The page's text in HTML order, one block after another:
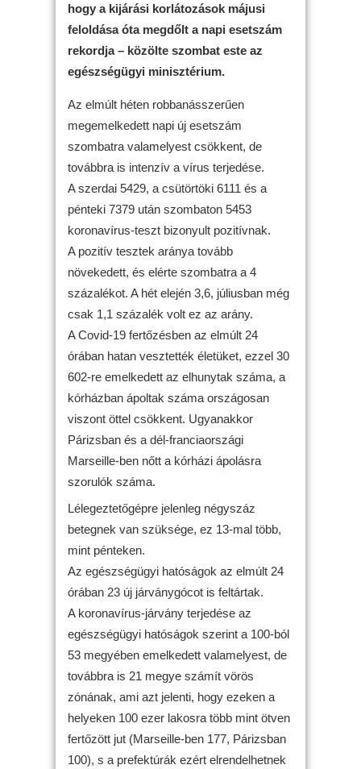
hogy a kijárási korlátozások májusi
feloldása óta megdőlt a napi esetszám
rekordja – közölte szombat este az
egészségügyi minisztérium.
Az elmúlt héten robbanásszerűen
megemelkedett napi új esetszám
szombatra valamelyest csökkent, de
továbbra is intenzív a vírus terjedése.
A szerdai 5429, a csütörtöki 6111 és a
pénteki 7379 után szombaton 5453
koronavírus-teszt bizonyult pozitívnak.
A pozitív tesztek aránya tovább
növekedett, és elérte szombatra a 4
százalékot. A hét elején 3,6, júliusban még
csak 1,1 százalék volt ez az arány.
A Covid-19 fertőzésben az elmúlt 24
órában hatan vesztették életüket, ezzel 30
602-re emelkedett az elhunytak száma, a
kórházban ápoltak száma országosan
viszont öttel csökkent. Ugyanakkor
Párizsban és a dél-franciaországi
Marseille-ben nőtt a kórházi ápolásra
szorulók száma.
Lélegeztetőgépre jelenleg négyszáz
betegnek van szüksége, ez 13-mal több,
mint pénteken.
Az egészségügyi hatóságok az elmúlt 24
órában 23 új járványgócot is feltártak.
A koronavírus-járvány terjedése az
egészségügyi hatóságok szerint a 100-ból
53 megyében emelkedett valamelyest, de
továbbra is 21 megye számít vörös
zónának, ami azt jelenti, hogy ezeken a
helyeken 100 ezer lakosra több mint ötven
fertőzött jut (Marseille-ben 177, Párizsban
100), s a prefektúrák ezért elrendelhetnek